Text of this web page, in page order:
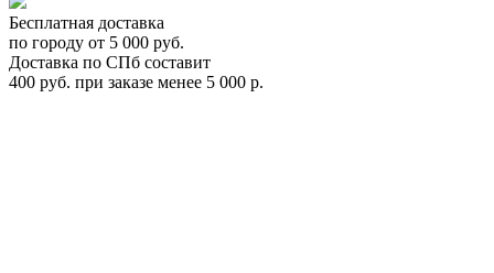
Бесплатная доставка
по городу от 5 000 руб.
Доставка по СПб составит
400 руб. при заказе менее 5 000 р.